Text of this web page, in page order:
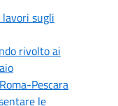
sugli
rivolto ai
Pescara
le